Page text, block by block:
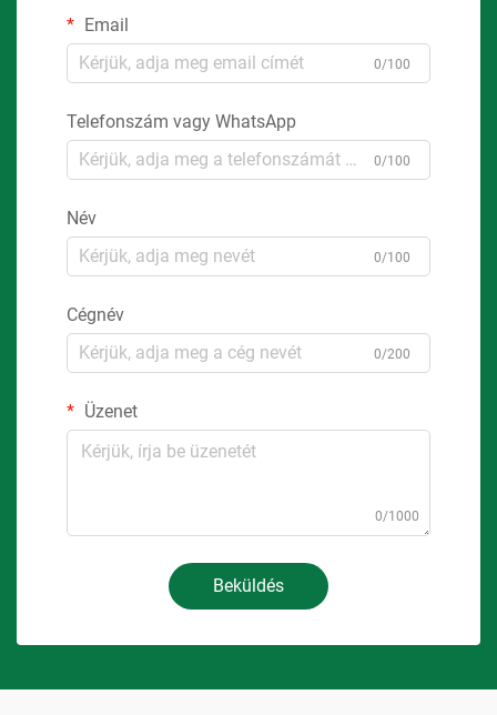
Email
0/100
Telefonszám vagy WhatsApp
0/100
Név
0/100
Cégnév
0/200
Üzenet
0/1000
Beküldés